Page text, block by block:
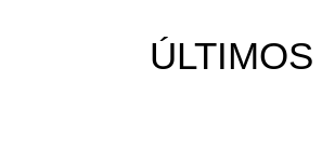
ÚLTIMOS